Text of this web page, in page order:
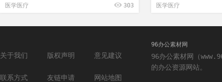
医学医疗 303 医学医疗
关于我们 版权声明 意见建议
联系方式 友链申请 网站地图
96办公素材网
96办公素材网（
的办公资源网站。